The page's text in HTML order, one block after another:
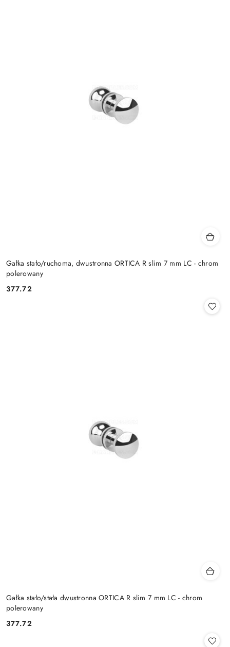
Gałka stało/ruchoma, dwustronna ORTICA R slim 7 mm LC - chrom
polerowany
Cena:
377.72
Gałka stało/stała dwustronna ORTICA R slim 7 mm LC - chrom
polerowany
Cena:
377.72